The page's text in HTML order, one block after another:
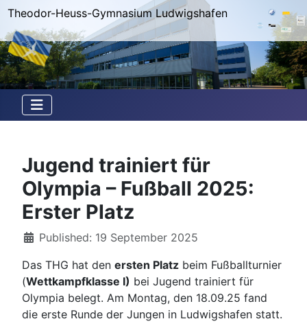
Theodor-Heuss-Gymnasium Ludwigshafen
Jugend trainiert für
Olympia – Fußball 2025:
Erster Platz
DetailsPublished: 19 September 2025
Das THG hat den ersten Platz beim Fußballturnier
(Wettkampfklasse I) bei Jugend trainiert für
Olympia belegt. Am Montag, den 18.09.25 fand
die erste Runde der Jungen in Ludwigshafen statt.